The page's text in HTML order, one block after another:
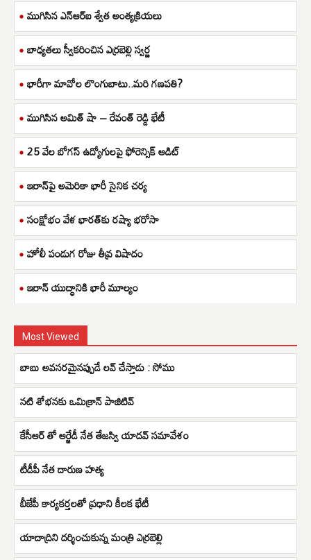
ముగిసిన ఎన్ఆర్ఐ శ్వేత అంత్యక్రియలు
బాధ్యతలు స్వీకరించిన ఎర్రబెల్లి స్వర్ణ
భారీగా మావోల లొంగుబాటు..మరి గణపతి?
ముగిసిన అమిత్ షా – రేవంత్ రెడ్డి భేటీ
25 వేల బోగస్ ఉద్యోగులపై ఫోరెన్సిక్ ఆడిట్
ఇరాన్‌పై అమెరికా భారీ సైనిక చర్య
సంక్షోభం వేళ భారత్‌కు రష్యా భరోసా
హోలీ పండుగ రోజు తీవ్ర విషాదం
ఇరాన్ యుద్ధానికి భారీ మూల్యం
Most Viewed
బాబు అవసరమైనప్పుడే లవ్ చేస్తాడు : సోము
నటి శోభనకు ఒమిక్రాన్ పాజిటివ్
కేసీఆర్ తో ఆర్జేడీ నేత తేజస్వి యాదవ్ సమావేశం
టీడీపీ నేత దారుణ హత్య
బీజేపీ కార్యకర్తలతో ప్రధాని కీలక భేటీ
యాదాద్రిని ద‌ర్శించుకున్న మంత్రి ఎర్ర‌బెల్లి